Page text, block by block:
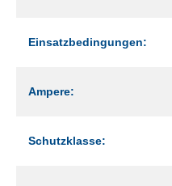
Einsatzbedingungen:
Ampere:
Schutzklasse: